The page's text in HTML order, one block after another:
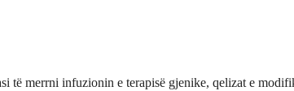
të merrni infuzionin e terapisë gjenike, qelizat e